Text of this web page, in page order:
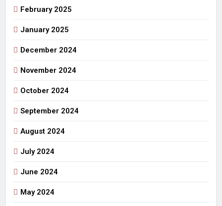
February 2025
January 2025
December 2024
November 2024
October 2024
September 2024
August 2024
July 2024
June 2024
May 2024